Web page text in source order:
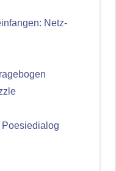
Netz-
Poesiedialog